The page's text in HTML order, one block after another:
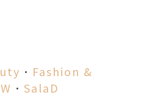
． Fashion &
． SalaD